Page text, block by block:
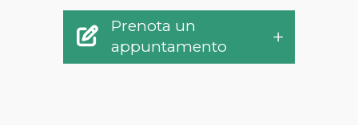
Prenota un
appuntamento